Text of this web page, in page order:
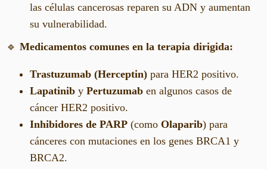
las células cancerosas reparen su ADN y aumentan
su vulnerabilidad.
🔹 Medicamentos comunes en la terapia dirigida:
Trastuzumab (Herceptin) para HER2 positivo.
Lapatinib y Pertuzumab en algunos casos de
cáncer HER2 positivo.
Inhibidores de PARP (como Olaparib) para
cánceres con mutaciones en los genes BRCA1 y
BRCA2.